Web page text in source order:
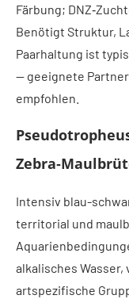
Färbung;
Benötigt Struktur,
Paarhaltung ist
— geeignete
empfohlen.
Intensiv blau-
territorial und
alkalisches
artspezifische